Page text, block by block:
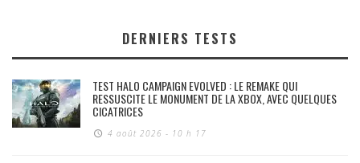
DERNIERS TESTS
TEST HALO CAMPAIGN EVOLVED : LE REMAKE QUI
RESSUSCITE LE MONUMENT DE LA XBOX, AVEC QUELQUES
CICATRICES
4 août 2026 - 10 h 17